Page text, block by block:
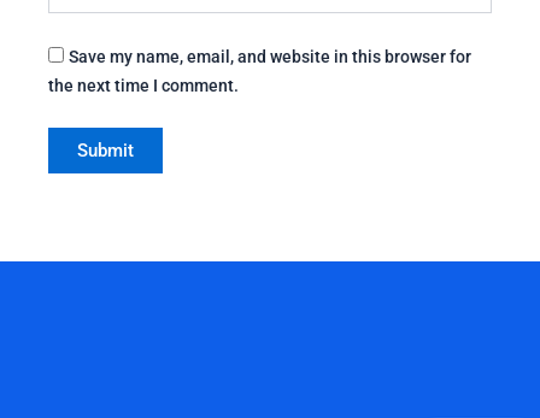
Save my name, email, and website in this browser for
the next time I comment.